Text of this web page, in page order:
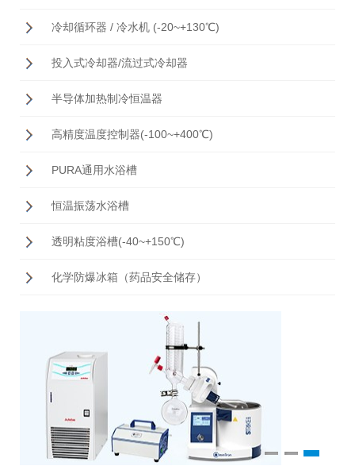
冷却循环器 / 冷水机 (-20~+130℃)
投入式冷却器/流过式冷却器
半导体加热制冷恒温器
高精度温度控制器(-100~+400℃)
PURA通用水浴槽
恒温振荡水浴槽
透明粘度浴槽(-40~+150℃)
化学防爆冰箱（药品安全储存）
1 2